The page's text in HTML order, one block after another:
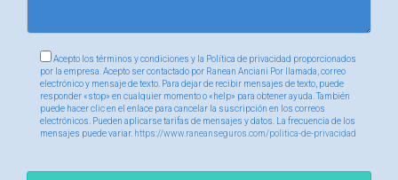
Acepto los términos y condiciones y la Política de privacidad proporcionados
por la empresa. Acepto ser contactado por Ranean Anciani Por llamada, correo
electrónico y mensaje de texto. Para dejar de recibir mensajes de texto, puede
responder «stop» en cualquier momento o «help» para obtener ayuda. También
puede hacer clic en el enlace para cancelar la suscripción en los correos
electrónicos. Pueden aplicarse tarifas de mensajes y datos. La frecuencia de los
mensajes puede variar. https://www.raneanseguros.com/politica-de-privacidad